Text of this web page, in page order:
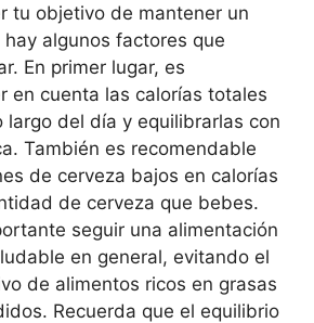
tu objetivo de mantener un
algunos factores que
En primer lugar, es
en cuenta las calorías totales
largo del día y equilibrarlas con
También es recomendable
de cerveza bajos en calorías
de cerveza que bebes.
seguir una alimentación
en general, evitando el
de alimentos ricos en grasas
Recuerda que el equilibrio